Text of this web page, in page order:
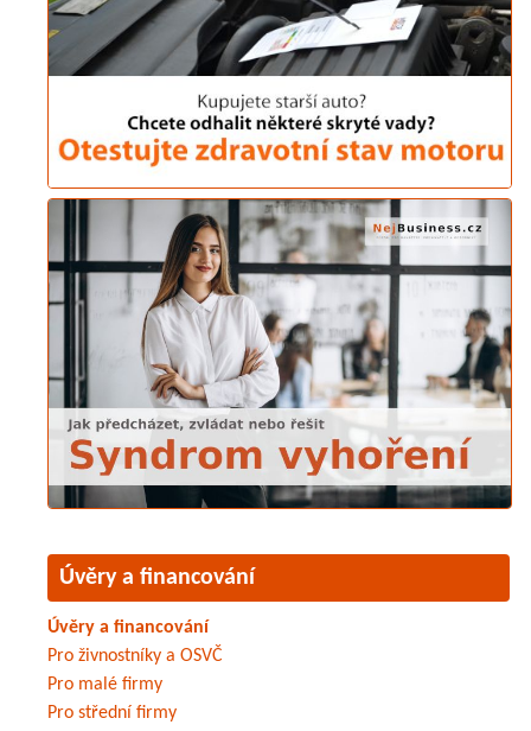
Úvěry a financování
Úvěry a financování
Pro živnostníky a OSVČ
Pro malé firmy
Pro střední firmy